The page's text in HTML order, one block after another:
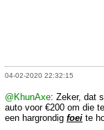
04-02-2020 22:32:15
@KhunAxe: Zeker, dat
auto voor €200 om die
een hargrondig foei te